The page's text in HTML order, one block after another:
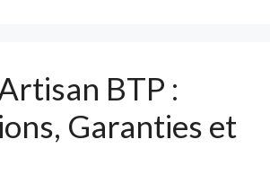
BTP :
Garanties et